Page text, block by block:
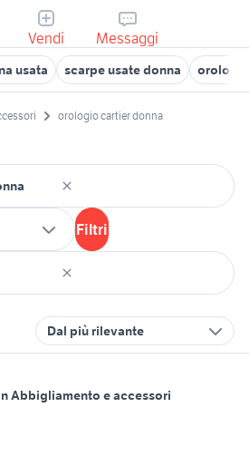
Vendi Messaggi
usata scarpe usate donna orologi
orologio cartier donna
Filtri
Dal più rilevante
Abbigliamento e accessori